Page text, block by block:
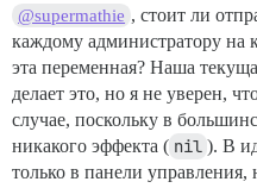
@supermathie , стоит ли
каждому администратору на
эта переменная? Наша
делает это, но я не уверен,
случае, поскольку в
никакого эффекта ( nil ). В
только в панели управления,